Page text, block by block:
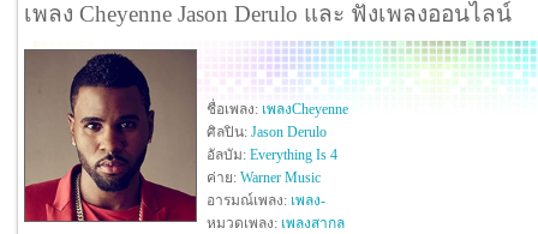
เพลง Cheyenne Jason Derulo และ ฟังเพลงออนไลน์
ชื่อเพลง: เพลงCheyenne
ศิลปิน: Jason Derulo
อัลบัม: Everything Is 4
ค่าย: Warner Music
อารมณ์เพลง: เพลง-
หมวดเพลง: เพลงสากล